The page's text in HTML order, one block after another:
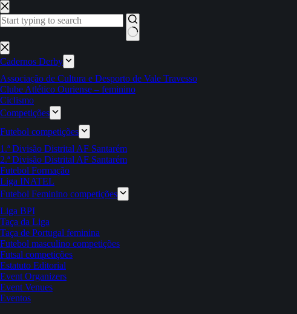
Pular
para
o
Sem
resultados
Cadernos Derby
Associação de Cultura e Desporto de Vale Travesso
Clube Atlético Ouriense – feminino
Ciclismo
Competições
Futebol competições
1.ª Divisão Distrital AF Santarém
2.ª Divisão Distrital AF Santarém
Futebol Formação
Liga INATEL
Futebol Feminino competições
Liga BPI
Taça da Liga
Taça de Portugal feminina
Futebol masculino competições
Futsal competições
Estatuto Editorial
Event Organizers
Event Venues
Eventos